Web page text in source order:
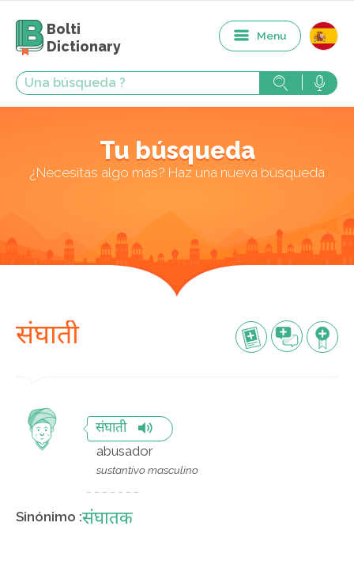
Bolti
Dictionary
Menu
Tu búsqueda
¿Necesitas algo más? Haz una nueva búsqueda
संघाती
संघाती
abusador
sustantivo masculino
Sinónimo :संघातक